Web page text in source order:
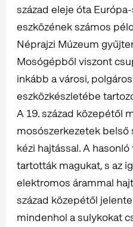
század eleje óta
eszközének számos
Néprajzi Múzeum
Mosógépből viszont
inkább a városi,
eszközkészletébe
A 19. század közepétől
mosószerkezetek
kézi hajtással. A
tartották magukat, s az
elektromos árammal
század közepétől
mindenhol a sulykokat